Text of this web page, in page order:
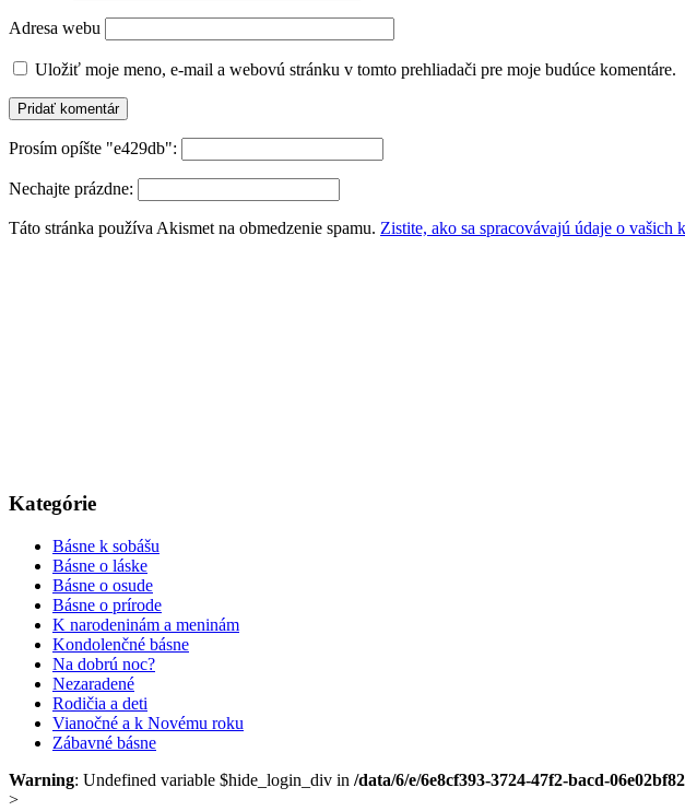
Adresa webu
Uložiť moje meno, e-mail a webovú stránku v tomto prehliadači pre moje budúce komentáre.
Prosím opíšte "e429db":
Nechajte prázdne:
Táto stránka používa Akismet na obmedzenie spamu. Zistite, ako sa spracovávajú údaje o vašich
Kategórie
Básne k sobášu
Básne o láske
Básne o osude
Básne o prírode
K narodeninám a meninám
Kondolenčné básne
Na dobrú noc?
Nezaradené
Rodičia a deti
Vianočné a k Novému roku
Zábavné básne
Warning: Undefined variable $hide_login_div in /data/6/e/6e8cf393-3724-47f2-bacd-
>